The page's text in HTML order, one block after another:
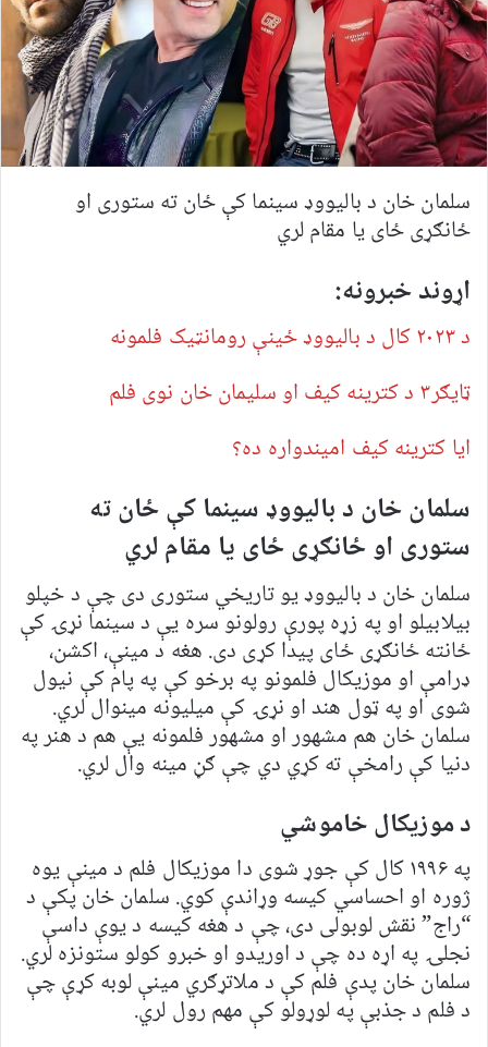
سلمان خان د بالیووډ سینما کې ځان ته ستوری او
ځانګړی ځای یا مقام لري
اړوند خبرونه:
د ۲۰۲۳ کال د بالیووډ ځینې رومانټیک فلمونه
ټایګر۳ د کترینه کیف او سلیمان خان نوی فلم
ایا کترینه کیف امیندواره ده؟
سلمان خان د بالیووډ سینما کې ځان ته
ستوری او ځانګړی ځای یا مقام لري
سلمان خان د بالیووډ یو تاریخي ستوری دی چې د خپلو
بیلابیلو او په زړه پورې رولونو سره یې د سینما نړۍ کې
ځانته ځانګړی ځای پیدا کړی دی. هغه د مینې، اکشن،
ډرامې او موزیکال فلمونو په برخو کې په پام کې نیول
شوی او په ټول هند او نړۍ کې میلیونه مینوال لري.
سلمان خان هم مشهور او مشهور فلمونه یې هم د هنر په
دنیا کې رامخې ته کړي دي چې ګڼ مینه وال لري.
د موزیکال خاموشي
په ۱۹۹۶ کال کې جوړ شوی دا موزیکال فلم د مینې یوه
ژوره او احساسي کیسه وړاندې کوي. سلمان خان پکې د
“راج” نقش لوبولی دی، چې د هغه کیسه د یوې داسې
نجلۍ په اړه ده چې د اوریدو او خبرو کولو ستونزه لري.
سلمان خان پدې فلم کې د ملاتړګري مینې لوبه کړې چې
د فلم د جذبې په لوړولو کې مهم رول لري.